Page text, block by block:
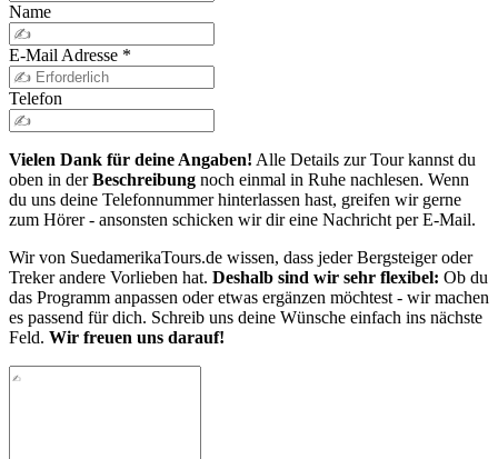
Name
E-Mail Adresse *
Telefon
Vielen Dank für deine Angaben! Alle Details zur Tour kannst du
oben in derBeschreibung noch einmal in Ruhe nachlesen. Wenn
du uns deine Telefonnummer hinterlassen hast, greifen wir gerne
zum Hörer - ansonsten schicken wir dir eine Nachricht per E-Mail.
Wir von SuedamerikaTours.de wissen, dass jeder Bergsteiger oder
Treker andere Vorlieben hat. Deshalb sind wir sehr flexibel: Ob du
das Programm anpassen oder etwas ergänzen möchtest - wir machen
es passend für dich. Schreib uns deine Wünsche einfach ins nächste
Feld. Wir freuen uns darauf!